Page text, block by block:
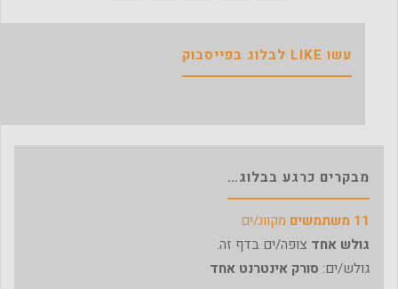
בערוץ
עשו LIKE לבלוג בפייסבוק
מבקרים כרגע בבלוג…
11 משתמשים
מקוונ/ים
גולש אחד צופה/ים בדף זה.
גולש/ים: סורק אינטרנט אחד